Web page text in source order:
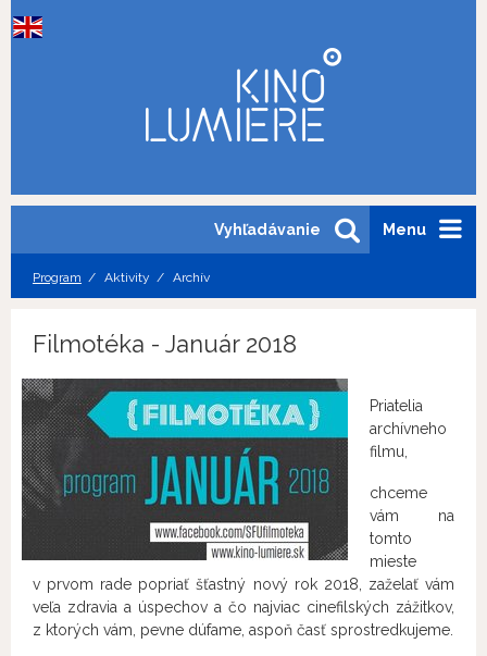
Menu
Vyhľadávanie
Program Aktivity Archív
Filmotéka - Január 2018
Priatelia
archívneho
filmu,
chceme
vám na
tomto
mieste
v prvom rade popriať šťastný nový rok 2018, zaželať vám
veľa zdravia a úspechov a čo najviac cinefilských zážitkov,
z ktorých vám, pevne dúfame, aspoň časť sprostredkujeme.